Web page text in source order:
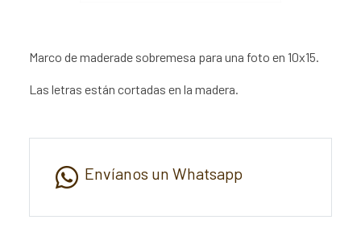
Marco de maderade sobremesa para una foto en 10x15.
Las letras están cortadas en la madera.
Envíanos un Whatsapp